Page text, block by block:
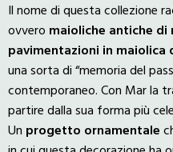
Il nome di questa collezione
ovvero maioliche antiche di
pavimentazioni in
una sorta di “memoria del
contemporaneo. Con Mar la
partire dalla sua forma più
Un progetto ornamentale